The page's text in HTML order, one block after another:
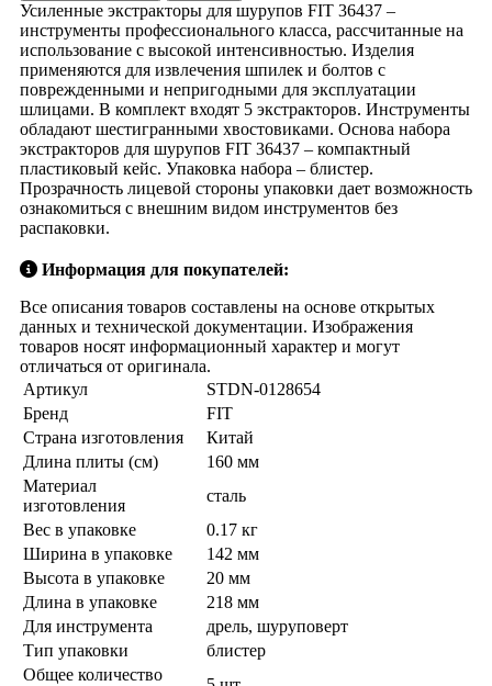
Усиленные экстракторы для шурупов FIT 36437 –
инструменты профессионального класса, рассчитанные на
использование с высокой интенсивностью. Изделия
применяются для извлечения шпилек и болтов с
поврежденными и непригодными для эксплуатации
шлицами. В комплект входят 5 экстракторов. Инструменты
обладают шестигранными хвостовиками. Основа набора
экстракторов для шурупов FIT 36437 – компактный
пластиковый кейс. Упаковка набора – блистер.
Прозрачность лицевой стороны упаковки дает возможность
ознакомиться с внешним видом инструментов без
распаковки.
Информация для покупателей:
Все описания товаров составлены на основе открытых
данных и технической документации. Изображения
товаров носят информационный характер и могут
отличаться от оригинала.
Артикул
STDN-0128654
Бренд
FIT
Страна изготовления
Китай
Длина плиты (см)
160 мм
Материал
изготовления
сталь
Вес в упаковке
0.17 кг
Ширина в упаковке
142 мм
Высота в упаковке
20 мм
Длина в упаковке
218 мм
Для инструмента
дрель, шуруповерт
Тип упаковки
блистер
Общее количество